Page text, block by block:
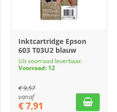
Inktcartridge Epson
603 T03U2 blauw
Uit voorraad leverbaar.
Voorraad: 12
€9,57
vanaf
€ 7,91